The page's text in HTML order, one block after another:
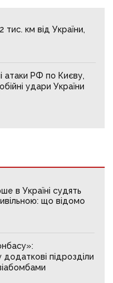
тис. км від України,
атаки РФ по Києву,
удари України
в Україні судять
що відомо
підрозділи